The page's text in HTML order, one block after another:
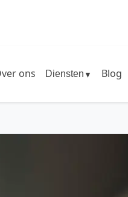
ons Diensten ▼ Blog